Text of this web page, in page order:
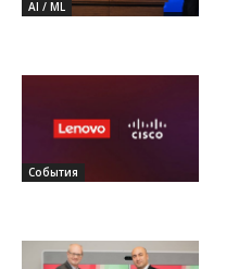
AI / ML
События